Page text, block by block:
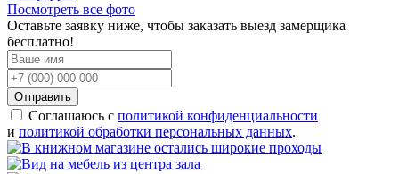
Посмотреть все фото
Оставьте заявку ниже, чтобы заказать выезд замерщика
бесплатно!
Отправить
Соглашаюсь с политикой конфиденциальности
и политикой обработки персональных данных.